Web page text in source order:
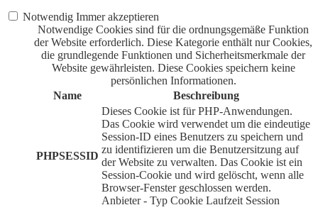
Notwendig Immer akzeptieren
Notwendige Cookies sind für die ordnungsgemäße Funktion
der Website erforderlich. Diese Kategorie enthält nur Cookies,
die grundlegende Funktionen und Sicherheitsmerkmale der
Website gewährleisten. Diese Cookies speichern keine
persönlichen Informationen.
Name
Beschreibung
PHPSESSID
Dieses Cookie ist für PHP-Anwendungen.
Das Cookie wird verwendet um die eindeutige
Session-ID eines Benutzers zu speichern und
zu identifizieren um die Benutzersitzung auf
der Website zu verwalten. Das Cookie ist ein
Session-Cookie und wird gelöscht, wenn alle
Browser-Fenster geschlossen werden.
Anbieter - Typ Cookie Laufzeit Session